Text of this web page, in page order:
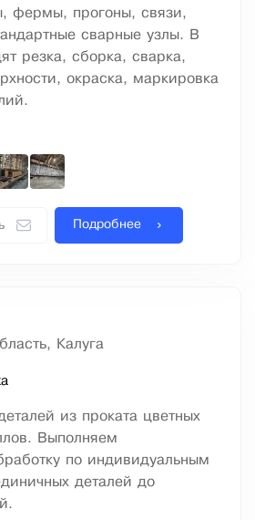
фермы, прогоны, связи,
сварные узлы. В
резка, сборка, сварка,
окраска, маркировка
Подробнее
Калуга
из проката цветных
Выполняем
по индивидуальным
деталей до